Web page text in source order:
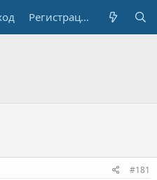
Регистрация
#181